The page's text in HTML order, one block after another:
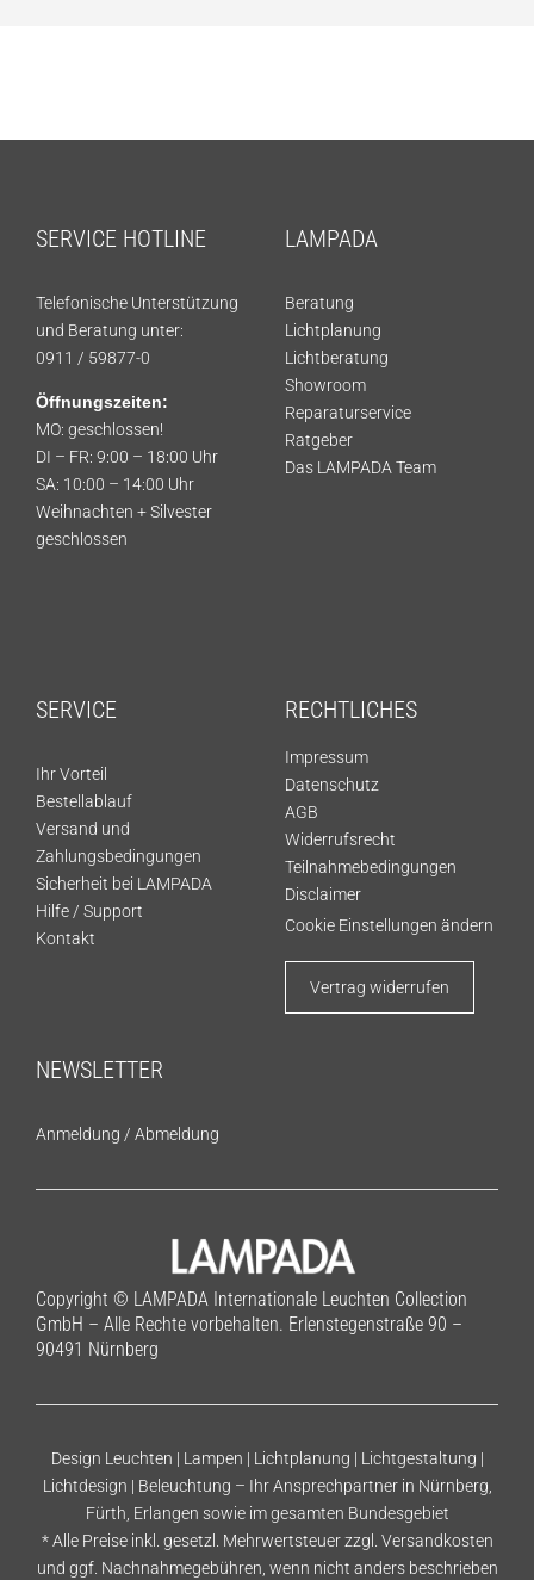
SERVICE HOTLINE
Telefonische Unterstützung
und Beratung unter:
0911 / 59877-0
Öffnungszeiten:
MO: geschlossen!
DI – FR: 9:00 – 18:00 Uhr
SA: 10:00 – 14:00 Uhr
Weihnachten + Silvester
geschlossen
LAMPADA
Beratung
Lichtplanung
Lichtberatung
Showroom
Reparaturservice
Ratgeber
Das LAMPADA Team
SERVICE
Ihr Vorteil
Bestellablauf
Versand und
Zahlungsbedingungen
Sicherheit bei LAMPADA
Hilfe / Support
Kontakt
RECHTLICHES
Impressum
Datenschutz
AGB
Widerrufsrecht
Teilnahmebedingungen
Disclaimer
Cookie Einstellungen ändern
Vertrag widerrufen
NEWSLETTER
Anmeldung / Abmeldung
Copyright © LAMPADA Internationale Leuchten Collection
GmbH – Alle Rechte vorbehalten. Erlenstegenstraße 90 –
90491 Nürnberg
Design Leuchten | Lampen | Lichtplanung | Lichtgestaltung |
Lichtdesign | Beleuchtung – Ihr Ansprechpartner in Nürnberg,
Fürth, Erlangen sowie im gesamten Bundesgebiet
* Alle Preise inkl. gesetzl. Mehrwertsteuer zzgl. Versandkosten
und ggf. Nachnahmegebühren, wenn nicht anders beschrieben